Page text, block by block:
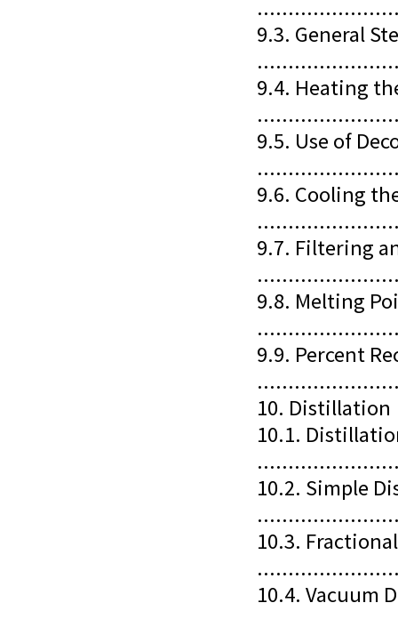
9.3. General
9.4. Heating
9.5. Use of
9.6. Cooling
9.7. Filtering
9.8. Melting
9.9. Percent
10. Distillation
10.1.
10.2. Simple
10.3.
10.4. Vacuum